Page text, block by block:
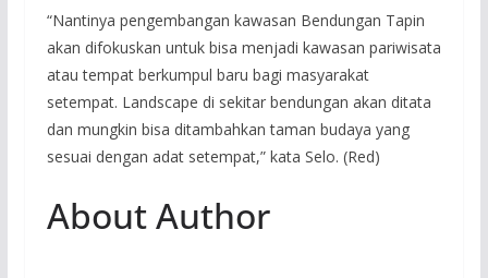
“Nantinya pengembangan kawasan Bendungan Tapin
akan difokuskan untuk bisa menjadi kawasan pariwisata
atau tempat berkumpul baru bagi masyarakat
setempat. Landscape di sekitar bendungan akan ditata
dan mungkin bisa ditambahkan taman budaya yang
sesuai dengan adat setempat,” kata Selo. (Red)
About Author